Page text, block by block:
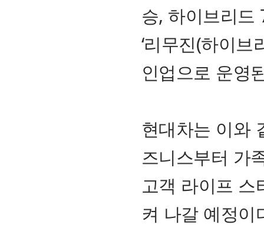
승, 하이브리드
‘리무진(하이브
인업으로 운영
현대차는 이와
즈니스부터 가
고객 라이프 스
켜 나갈 예정이